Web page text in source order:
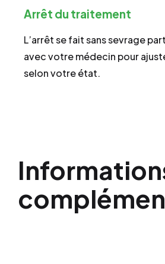
Arrêt du traitement
L’arrêt se fait sans sevrage
avec votre médecin pour
selon votre état.